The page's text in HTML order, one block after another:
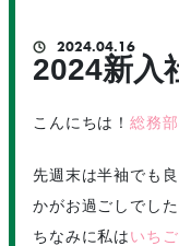
2024.04.16
2024新入
こんにちは！総務部
先週末は半袖でも
かがお過ごしでし
ちなみに私はいち